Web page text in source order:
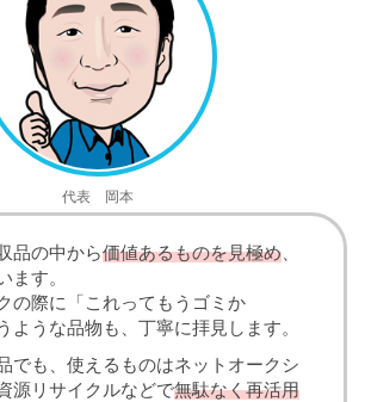
代表 岡本
品の中から価値あるものを見極め
ます。
の際に「これってもうゴミか
うな品物も、丁寧に拝見します。
でも、使えるものはネットオークシ
源リサイクルなどで無駄なく再活用